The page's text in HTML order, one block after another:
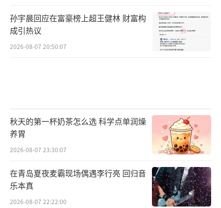
孙宇晨回应在富豪榜上超王健林 财富构
成引热议
2026-08-07 20:50:07
秋天的第一杯奶茶怎么选 科学点单润燥
养胃
2026-08-07 23:30:07
在青岛夏夜麦霸现场偶遇李行亮 回归音
乐本真
2026-08-07 22:22:00